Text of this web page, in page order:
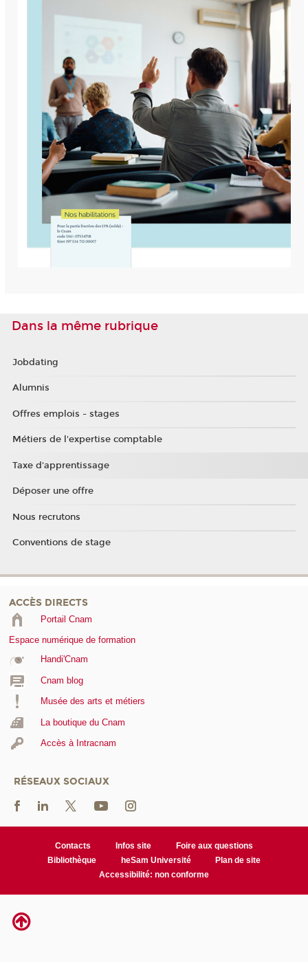
Dans la même rubrique
Jobdating
Alumnis
Offres emplois - stages
Métiers de l'expertise comptable
Taxe d'apprentissage
Déposer une offre
Nous recrutons
Conventions de stage
ACCÈS DIRECTS
Portail Cnam
Espace numérique de formation
Handi'Cnam
Cnam blog
Musée des arts et métiers
La boutique du Cnam
Accès à Intracnam
RÉSEAUX SOCIAUX
Contacts Infos site
Foire aux questions
Bibliothèque
heSam Université
Plan de site
Accessibilité: non conforme